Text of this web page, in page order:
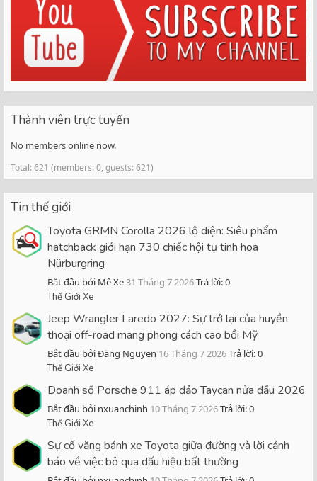
Thành viên trực tuyến
No members online now.
Total: 621 (members: 0, guests: 621)
Tin thế giới
Toyota GRMN Corolla 2026 lộ diện: Siêu phẩm
hatchback giới hạn 730 chiếc hội tụ tinh hoa
Nürburgring
Bắt đầu bởi Mê Xe31 Tháng 7 2026Trả lời: 0
Thế Giới Xe
Jeep Wrangler Laredo 2027: Sự trở lại của huyền
thoại off-road mang phong cách cao bồi Mỹ
Bắt đầu bởi Đăng Nguyen 16 Tháng 7 2026Trả lời: 0
Thế Giới Xe
Doanh số Porsche 911 áp đảo Taycan nửa đầu 2026
Bắt đầu bởi nxuanchinh 10 Tháng 7 2026Trả lời: 0
Thế Giới Xe
Sự cố văng bánh xe Toyota giữa đường và lời cảnh
báo về việc bỏ qua dấu hiệu bất thường